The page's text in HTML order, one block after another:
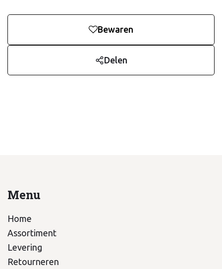
Bewaren
Delen
Menu
Home
Assortiment
Levering
Retourneren